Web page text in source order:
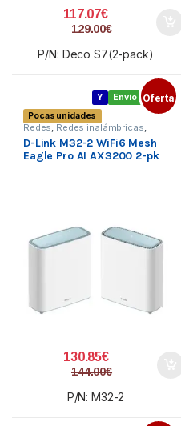
117.07€
129.00€
P/N: Deco S7(2-pack)
Envío gratis
Y Oferta
Pocas unidades
Redes, Redes inalámbricas,
Sistemas Mesh
D-Link M32-2 WiFi6 Mesh
Eagle Pro AI AX3200 2-pk
130.85€
144.00€
P/N: M32-2